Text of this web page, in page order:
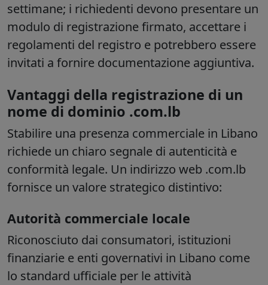
settimane; i richiedenti devono presentare un
modulo di registrazione firmato, accettare i
regolamenti del registro e potrebbero essere
invitati a fornire documentazione aggiuntiva.
Vantaggi della registrazione di un
nome di dominio .com.lb
Stabilire una presenza commerciale in Libano
richiede un chiaro segnale di autenticità e
conformità legale. Un indirizzo web .com.lb
fornisce un valore strategico distintivo:
Autorità commerciale locale
Riconosciuto dai consumatori, istituzioni
finanziarie e enti governativi in Libano come
lo standard ufficiale per le attività